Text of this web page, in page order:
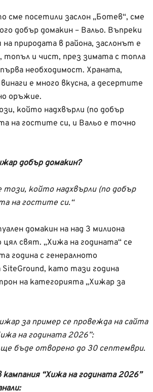
сме посетили заслон „Ботев“, сме
добър домакин – Вальо. Въпреки
на природата в района, заслонът е
топъл и чист, през зимата с топла
необходимост. Храната,
е много вкусна, а десертите
оръжие.
който надхвърли (по добър
на гостите си, и Вальо е точно
добър домакин?
този, който надхвърли (по добър
на гостите си.“
домакин на над 3 милиона
цял свят. „Хижа на годината“ се
година с генералното
като тази година
на категорията „Хижар за
за пример се провежда на сайта
на годината 2026”:
бъде отворено до 30 септември.
кампания “Хижа на годината 2026”